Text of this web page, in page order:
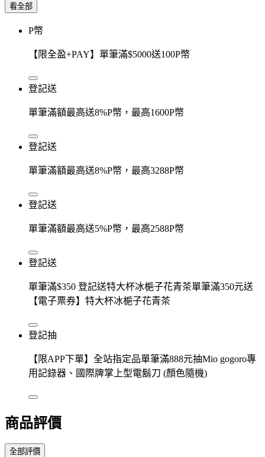
看全部
P幣
【限全盈+PAY】單筆滿$5000送100P幣
登記送
單筆滿額最高送8%P幣，最高1600P幣
登記送
單筆滿額最高送8%P幣，最高3288P幣
登記送
單筆滿額最高送5%P幣，最高2588P幣
登記送
單筆滿$350 登記送特大杯冰梔子花青茶單筆滿350元送
【電子票券】特大杯冰梔子花青茶
登記抽
【限APP下單】全站指定品單筆滿888元抽Mio gogoro專
用記錄器、國際牌掌上型電鬍刀 (顏色隨機)
商品評價
全部評價